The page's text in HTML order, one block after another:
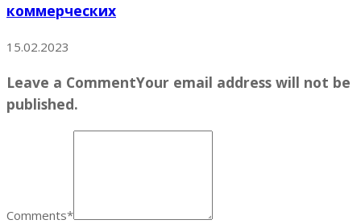
коммерческих
15.02.2023
Leave a CommentYour email address will not be
published.
Comments*